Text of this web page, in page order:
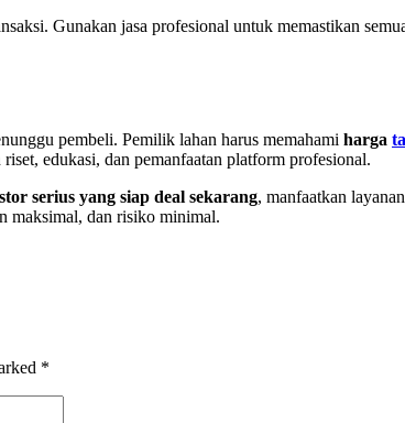
Gunakan jasa profesional untuk memastikan
pembeli. Pemilik lahan harus memahami harga
edukasi, dan pemanfaatan platform profesional.
serius yang siap deal sekarang, manfaatkan
maksimal, dan risiko minimal.
*